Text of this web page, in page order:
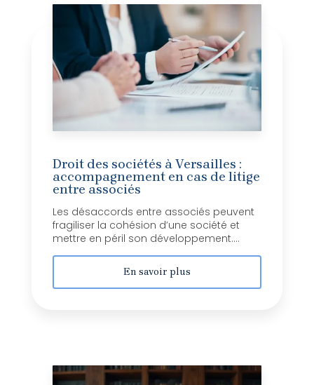
Droit des sociétés à Versailles :
accompagnement en cas de litige
entre associés
Les désaccords entre associés peuvent
fragiliser la cohésion d’une société et
mettre en péril son développement....
En savoir plus